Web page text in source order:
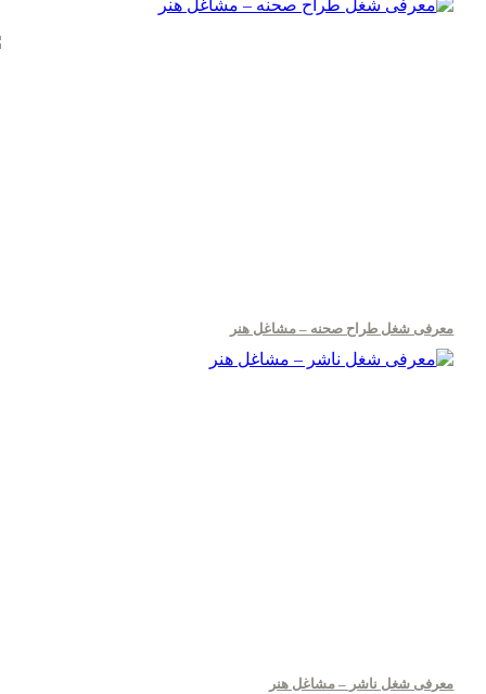
معرفی شغل طراح صحنه – مشاغل هنر
معرفی شغل ناشر – مشاغل هنر